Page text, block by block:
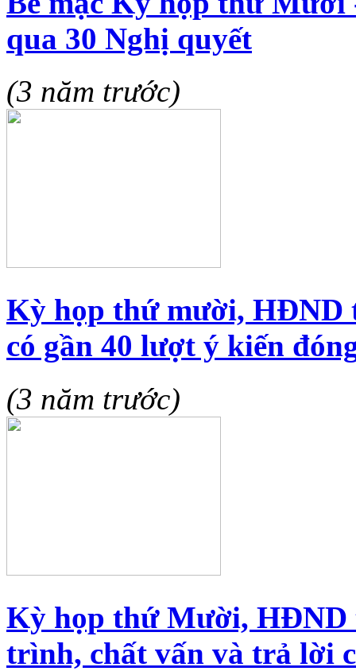
qua 30 Nghị quyết
(3 năm trước)
Kỳ họp thứ mười, HĐND
có gần 40 lượt ý kiến
(3 năm trước)
Kỳ họp thứ Mười, HĐND
trình, chất vấn và trả lời